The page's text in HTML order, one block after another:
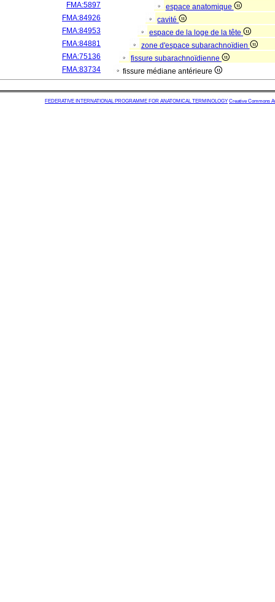
FMA:5897
espace anatomique
FMA:84926
cavité
FMA:84953
espace de la loge de la tête
FMA:84881
zone d'espace subarachnoïdien
FMA:75136
fissure subarachnoïdienne
FMA:83734
fissure médiane antérieure
FEDERATIVE INTERNATIONAL PROGRAMME FOR ANATOMICAL TERMINOLOGY Creative Commons